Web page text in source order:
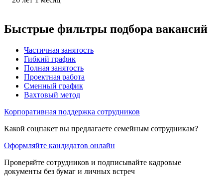
Быстрые фильтры подбора вакансий
Частичная занятость
Гибкий график
Полная занятость
Проектная работа
Сменный график
Вахтовый метод
Корпоративная поддержка сотрудников
Какой соцпакет вы предлагаете семейным сотрудникам?
Оформляйте кандидатов онлайн
Проверяйте сотрудников и подписывайте кадровые
документы без бумаг и личных встреч